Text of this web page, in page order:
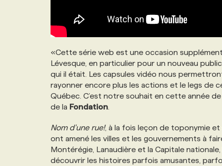
«Cette série web est une occasion
Lévesque, en particulier pour un nouveau
qui il était. Les capsules vidéo nous
rayonner encore plus les actions et le legs de
Québec. C’est notre souhait en cette année
de la Fondation
Nom d'une rue!, à la fois leçon de toponymie
ont amené les villes et les gouvernements à
Montérégie, Lanaudière et la Capitale
découvrir les histoires parfois amusantes,